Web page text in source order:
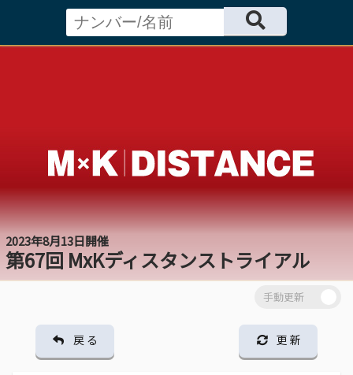
2023年8月13日開催
第67回 MxKディスタンストライアル
戻 る 更 新